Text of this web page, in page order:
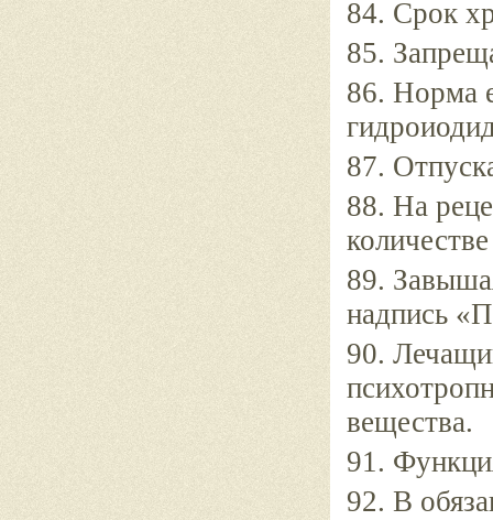
84. Срок
85.
86. Норма
87.
88. На
89.
надпись
90.
вещества.
91.
92. В